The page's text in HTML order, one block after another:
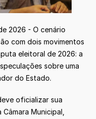
2026 - O cenário
com dois movimentos
eleitoral de 2026: a
sobre uma
do Estado.
oficializar sua
Municipal,